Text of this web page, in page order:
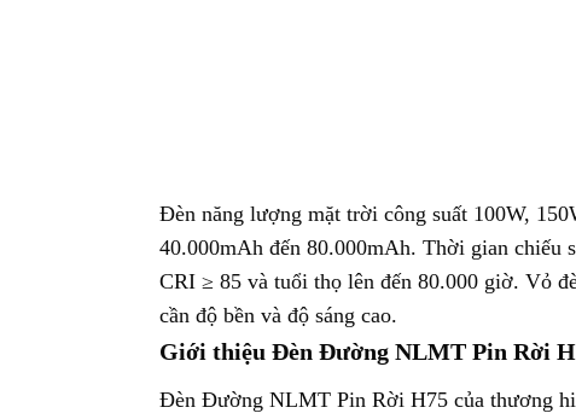
Đèn năng lượng mặt trời công suất 100W,
40.000mAh đến 80.000mAh. Thời gian chiếu
CRI ≥ 85 và tuổi thọ lên đến 80.000 giờ. Vỏ
cần độ bền và độ sáng cao.
Giới thiệu Đèn Đường NLMT Pin Rời
Đèn Đường NLMT Pin Rời H75 của thương